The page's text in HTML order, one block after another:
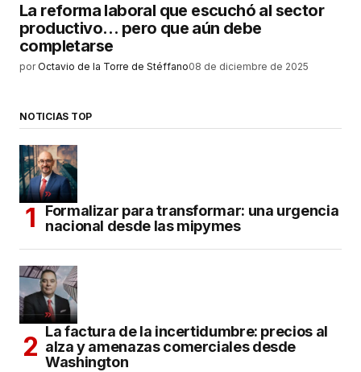
La reforma laboral que escuchó al sector
productivo… pero que aún debe
completarse
por Octavio de la Torre de Stéffano08 de diciembre de 2025
NOTICIAS TOP
Formalizar para transformar: una urgencia
nacional desde las mipymes
La factura de la incertidumbre: precios al
alza y amenazas comerciales desde
Washington